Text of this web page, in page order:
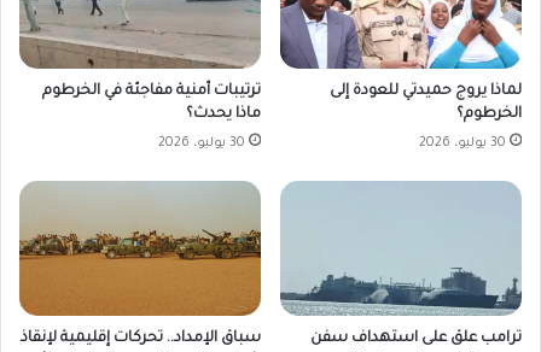
لماذا يروج حميدتي للعودة إلى
الخرطوم؟
30 يوليو، 2026
ترتيبات أمنية مفاجئة في الخرطوم
ماذا يحدث؟
30 يوليو، 2026
ترامب علق على استهداف سفن
سباق الإمداد.. تحركات إقليمية لإنقاذ